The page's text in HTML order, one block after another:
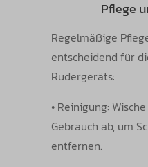
Pflege
Regelmäßige
entscheidend für
Rudergeräts:
• Reinigung:
Gebrauch ab, um
entfernen.